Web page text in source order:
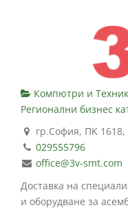
Компютри и
Регионални бизнес
гр.София, ПK
029555796
office@3v-smt.com
Доставка на
и оборудване за